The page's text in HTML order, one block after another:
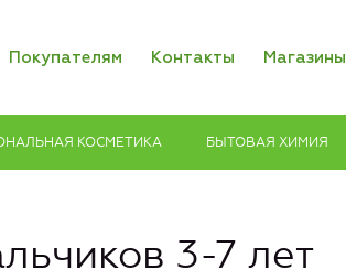
Покупателям Контакты Магазины
КОСМЕТИКА БЫТОВАЯ ХИМИЯ
3-7 лет